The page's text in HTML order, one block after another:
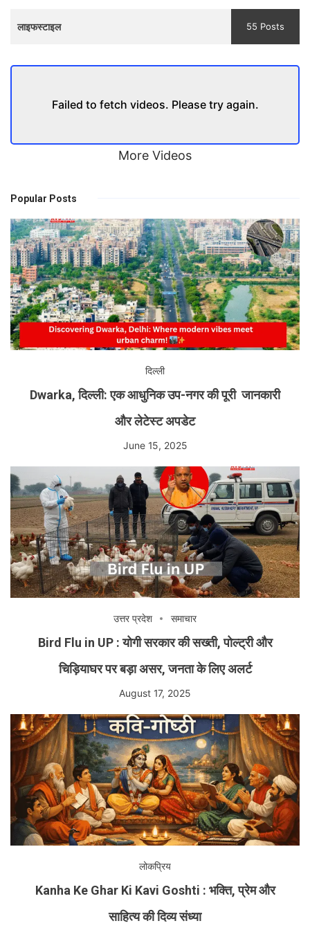
लाइफस्टाइल 55 Posts
Failed to fetch videos. Please try again.
More Videos
Popular Posts
दिल्ली
Dwarka, दिल्ली: एक आधुनिक उप-नगर की पूरी जानकारी
और लेटेस्ट अपडेट
June 15, 2025
उत्तर प्रदेश समाचार
Bird Flu in UP : योगी सरकार की सख्ती, पोल्ट्री और
चिड़ियाघर पर बड़ा असर, जनता के लिए अलर्ट
August 17, 2025
लोकप्रिय
Kanha Ke Ghar Ki Kavi Goshti : भक्ति, प्रेम और
साहित्य की दिव्य संध्या